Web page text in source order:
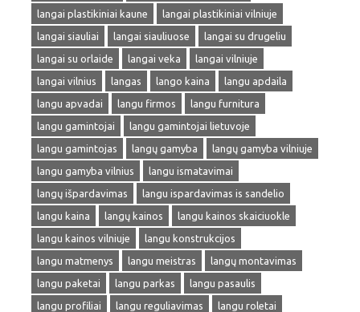
langai plastikiniai kaune
langai plastikiniai vilniuje
langai siauliai
langai siauliuose
langai su drugeliu
langai su orlaide
langai veka
langai vilniuje
langai vilnius
langas lango kaina
langu apdaila
langu apvadai
langu firmos
langu furnitura
langu gamintojai
langu gamintojai lietuvoje
langu gamintojas
langų gamyba
langų gamyba vilniuje
langu gamyba vilnius
langu ismatavimai
langų išpardavimas
langu ispardavimas is sandelio
langu kaina
langų kainos
langu kainos skaiciuokle
langu kainos vilniuje
langu konstrukcijos
langu matmenys
langu meistras
langų montavimas
langu paketai
langu parkas
langu pasaulis
langu profiliai
langu reguliavimas
langu roletai